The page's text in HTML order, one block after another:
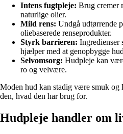
Intens fugtpleje: Brug cremer
naturlige olier.
Mild rens: Undgå udtørrende
oliebaserede renseprodukter.
Styrk barrieren: Ingredienser
hjælper med at genopbygge
Selvomsorg: Hudpleje kan
ro og velvære.
Moden hud kan stadig være smuk og
den, hvad den har brug for.
Hudpleje handler om